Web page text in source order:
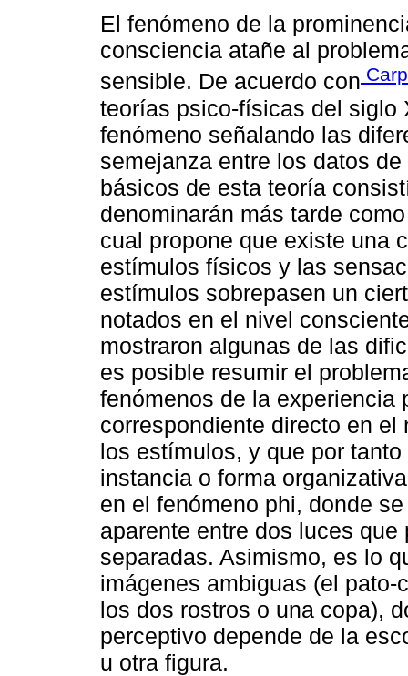
El fenómeno de la
consciencia atañe al
sensible. De acuerdo con
teorías psico-físicas del siglo
fenómeno señalando las
semejanza entre los datos
básicos de esta teoría
denominarán más tarde
cual propone que existe una
estímulos físicos y las
estímulos sobrepasen un
notados en el nivel
mostraron algunas de las
es posible resumir el
fenómenos de la experiencia
correspondiente directo en
los estímulos, y que por
instancia o forma
en el fenómeno phi, donde
aparente entre dos luces
separadas. Asimismo, es lo
imágenes ambiguas (el
los dos rostros o una copa),
perceptivo depende de la
u otra figura.